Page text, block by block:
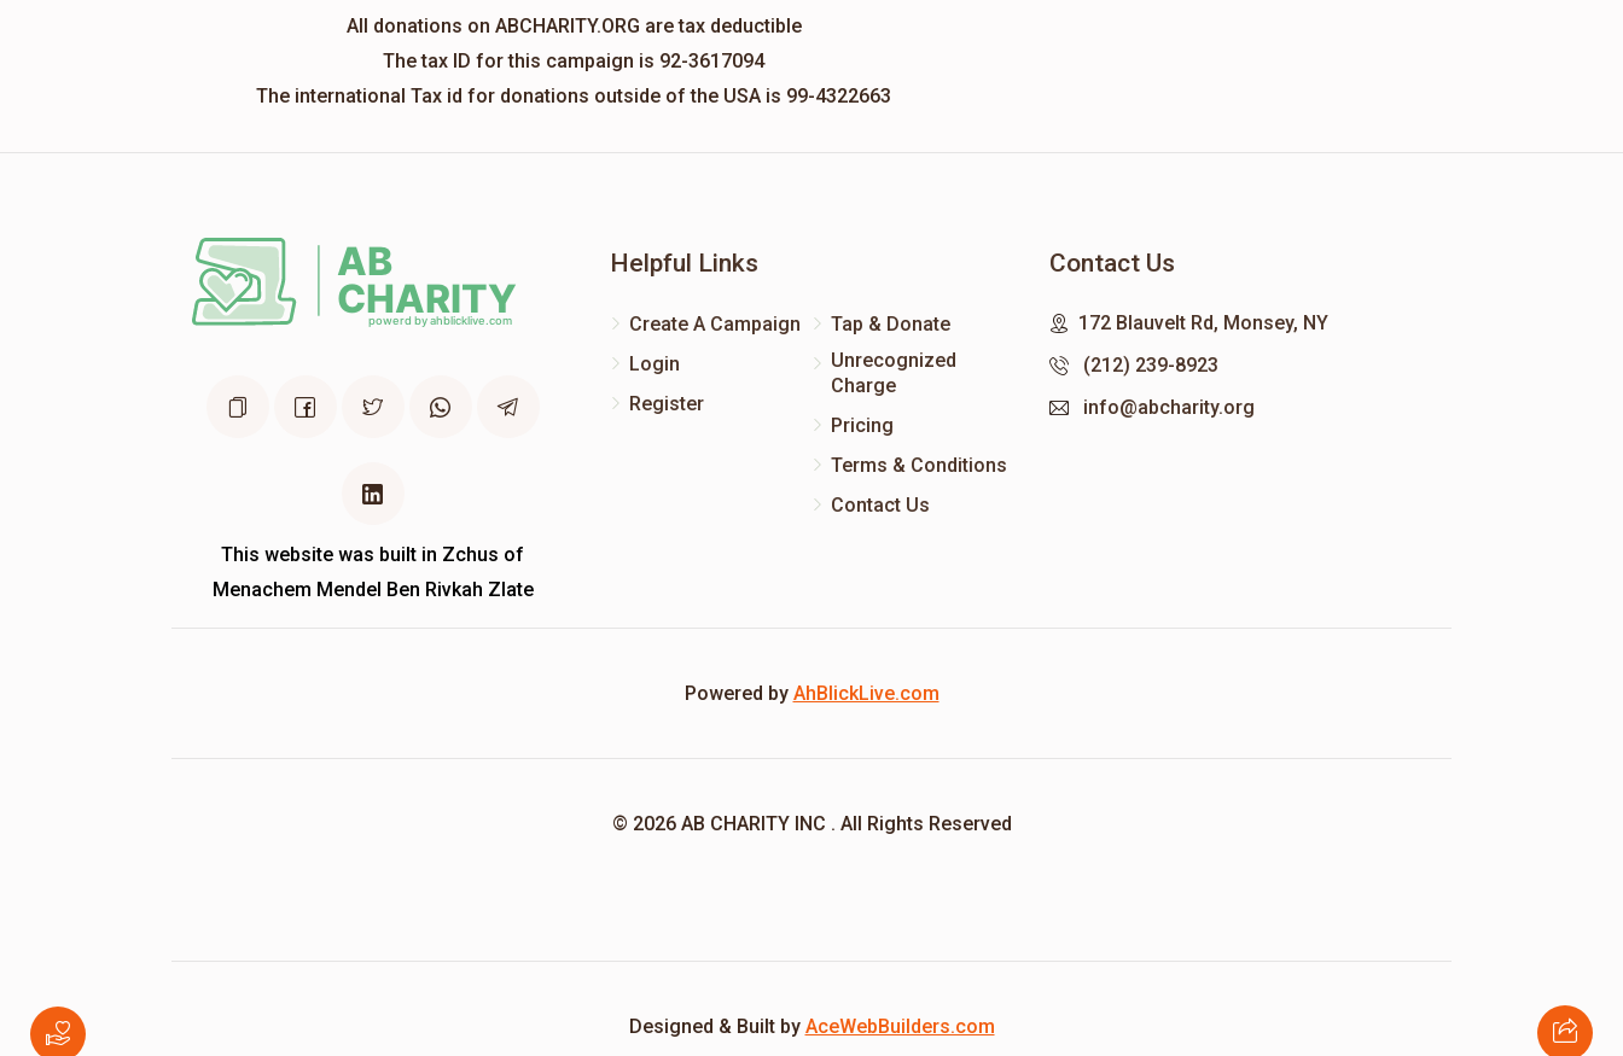
All donations on ABCHARITY.ORG are tax deductible
The tax ID for this campaign is 92-3617094
The international Tax id for donations outside of the USA is 99-4322663
This website was built in Zchus of
Menachem Mendel Ben Rivkah Zlate
Helpful Links
Create A Campaign
Login
Register
Tap & Donate
Unrecognized
Charge
Pricing
Terms & Conditions
Contact Us
Contact Us
172 Blauvelt Rd, Monsey, NY
(212) 239-8923
info@abcharity.org
Powered by AhBlickLive.com
© 2026 AB CHARITY INC . All Rights Reserved
Designed & Built by AceWebBuilders.com